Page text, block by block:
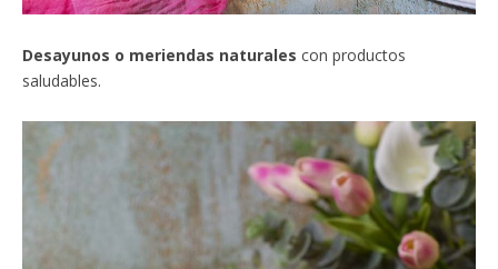
Desayunos o meriendas naturales con productos
saludables.